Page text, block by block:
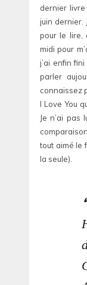
dernier
juin dernier.
pour le lire,
midi pour
j’ai enfin
parler
connaissez
I Love You
Je n’ai pas
tout aimé le
la seule).